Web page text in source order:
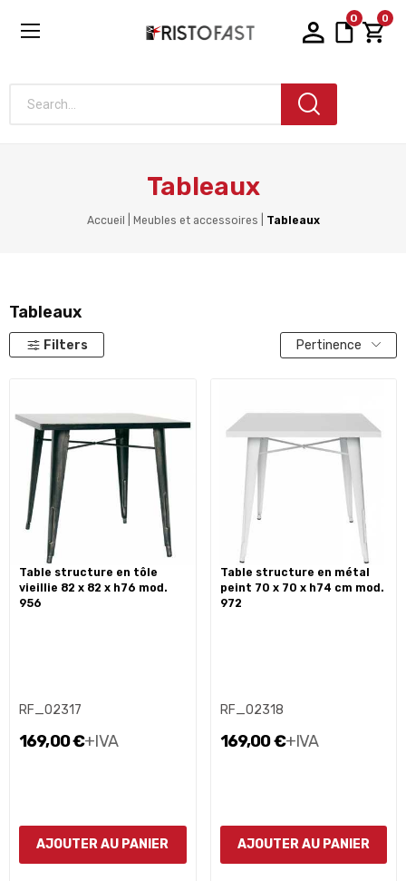
0 0
Search...
Tableaux
Accueil Meubles et accessoires Tableaux
Tableaux
Filters Pertinence
table structure en tôle
vieillie 82 x 82 x h76 mod.
956
RF_02317
169,00 €+IVA
AJOUTER AU PANIER
table structure en métal
peint 70 x 70 x h74 cm mod.
972
RF_02318
169,00 €+IVA
AJOUTER AU PANIER